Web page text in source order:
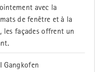
avec la
de fenêtre et à la
façades offrent un
Gangkofen